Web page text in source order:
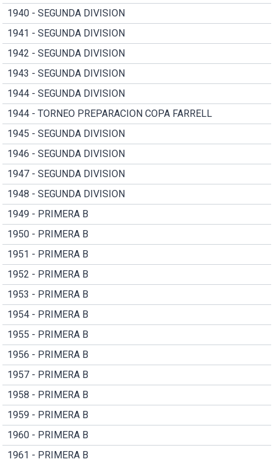
1940 - SEGUNDA DIVISION
1941 - SEGUNDA DIVISION
1942 - SEGUNDA DIVISION
1943 - SEGUNDA DIVISION
1944 - SEGUNDA DIVISION
1944 - TORNEO PREPARACION COPA FARRELL
1945 - SEGUNDA DIVISION
1946 - SEGUNDA DIVISION
1947 - SEGUNDA DIVISION
1948 - SEGUNDA DIVISION
1949 - PRIMERA B
1950 - PRIMERA B
1951 - PRIMERA B
1952 - PRIMERA B
1953 - PRIMERA B
1954 - PRIMERA B
1955 - PRIMERA B
1956 - PRIMERA B
1957 - PRIMERA B
1958 - PRIMERA B
1959 - PRIMERA B
1960 - PRIMERA B
1961 - PRIMERA B